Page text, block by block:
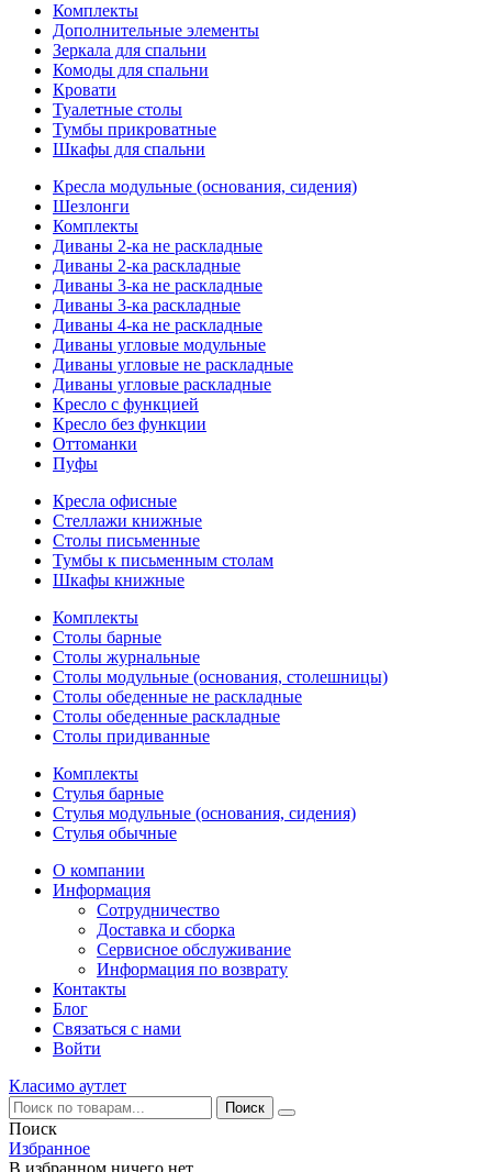
Комплекты
Дополнительные элементы
Зеркала для спальни
Комоды для спальни
Кровати
Туалетные столы
Тумбы прикроватные
Шкафы для спальни
Кресла модульные (основания, сидения)
Шезлонги
Комплекты
Диваны 2-ка не раскладные
Диваны 2-ка раскладные
Диваны 3-ка не раскладные
Диваны 3-ка раскладные
Диваны 4-ка не раскладные
Диваны угловые модульные
Диваны угловые не раскладные
Диваны угловые раскладные
Кресло с функцией
Кресло без функции
Оттоманки
Пуфы
Кресла офисные
Стеллажи книжные
Столы письменные
Тумбы к письменным столам
Шкафы книжные
Комплекты
Столы барные
Столы журнальные
Столы модульные (основания, столешницы)
Столы обеденные не раскладные
Столы обеденные раскладные
Столы придиванные
Комплекты
Стулья барные
Стулья модульные (основания, сидения)
Стулья обычные
О компании
Информация
Сотрудничество
Доставка и сборка
Сервисное обслуживание
Информация по возврату
Контакты
Блог
Связаться с нами
Войти
Класимо аутлет
Поиск
Избранное
В избранном ничего нет